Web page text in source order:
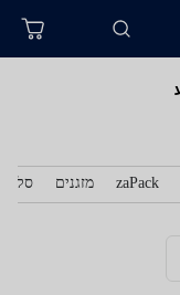
zaPack מזגנים